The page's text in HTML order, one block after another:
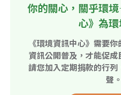
你的關心，關乎環
心》為
《環境資訊中心》需要
資訊公開普及，才能促
請您加入定期捐款的行
聲。